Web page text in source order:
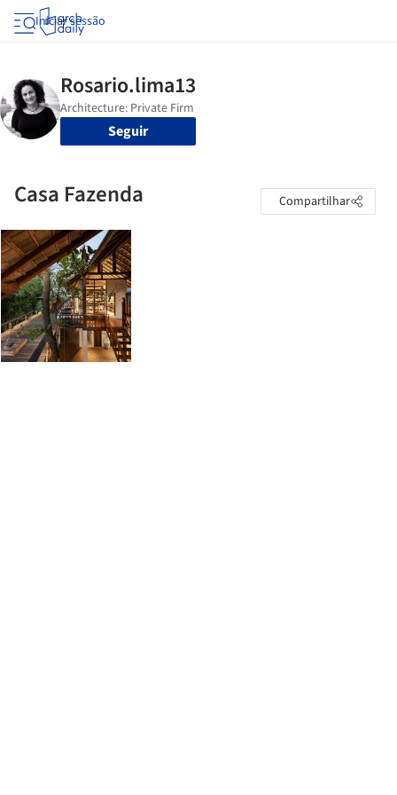
Iniciar sessão
Seguir
Casa Fazenda Compartilhar